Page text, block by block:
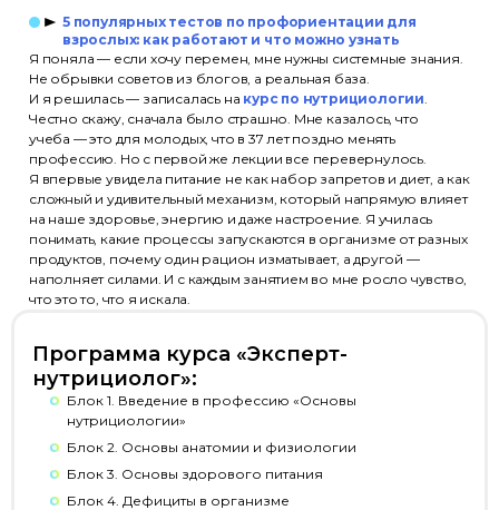
5 популярных тестов по профориентации для
взрослых: как работают и что можно узнать
Я поняла — если хочу перемен, мне нужны системные знания.
Не обрывки советов из блогов, а реальная база.
И я решилась — записалась на курс по нутрициологии.
Честно скажу, сначала было страшно. Мне казалось, что
учеба — это для молодых, что в 37 лет поздно менять
профессию. Но с первой же лекции все перевернулось.
Я впервые увидела питание не как набор запретов и диет, а как
сложный и удивительный механизм, который напрямую влияет
на наше здоровье, энергию и даже настроение. Я училась
понимать, какие процессы запускаются в организме от разных
продуктов, почему один рацион изматывает, а другой —
наполняет силами. И с каждым занятием во мне росло чувство,
что это то, что я искала.
Программа курса «Эксперт-
нутрициолог»:
Блок 1. Введение в профессию «Основы
нутрициологии»
Блок 2. Основы анатомии и физиологии
Блок 3. Основы здорового питания
Блок 4. Дефициты в организме